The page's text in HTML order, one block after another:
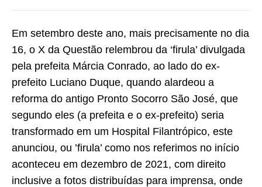
Em setembro deste ano, mais precisamente no dia
16, o X da Questão relembrou da ‘firula’ divulgada
pela prefeita Márcia Conrado, ao lado do ex-
prefeito Luciano Duque, quando alardeou a
reforma do antigo Pronto Socorro São José, que
segundo eles (a prefeita e o ex-prefeito) seria
transformado em um Hospital Filantrópico, este
anunciou, ou ’firula’ como nos referimos no início
aconteceu em dezembro de 2021, com direito
inclusive a fotos distribuídas para imprensa, onde